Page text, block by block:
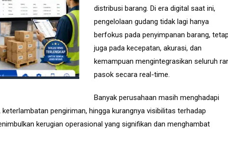
distribusi barang. Di era digital saat ini,
pengelolaan gudang tidak lagi hanya
berfokus pada penyimpanan barang,
juga pada kecepatan, akurasi, dan
kemampuan mengintegrasikan seluruh
pasok secara real-time.
Banyak perusahaan masih menghadapi
pengiriman, hingga kurangnya visibilitas terhadap
kerugian operasional yang signifikan dan menghambat